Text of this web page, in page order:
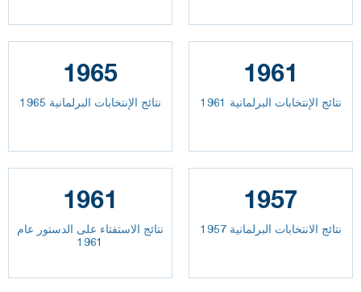
1965
نتائج الإنتخابات البرلمانية 1965
1961
نتائج الإنتخابات البرلمانية 1961
1961
نتائج الاستفتاء على الدستور عام
1961
1957
نتائج الانتخابات البرلمانية 1957